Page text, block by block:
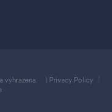
vyhrazena. Privacy Policy